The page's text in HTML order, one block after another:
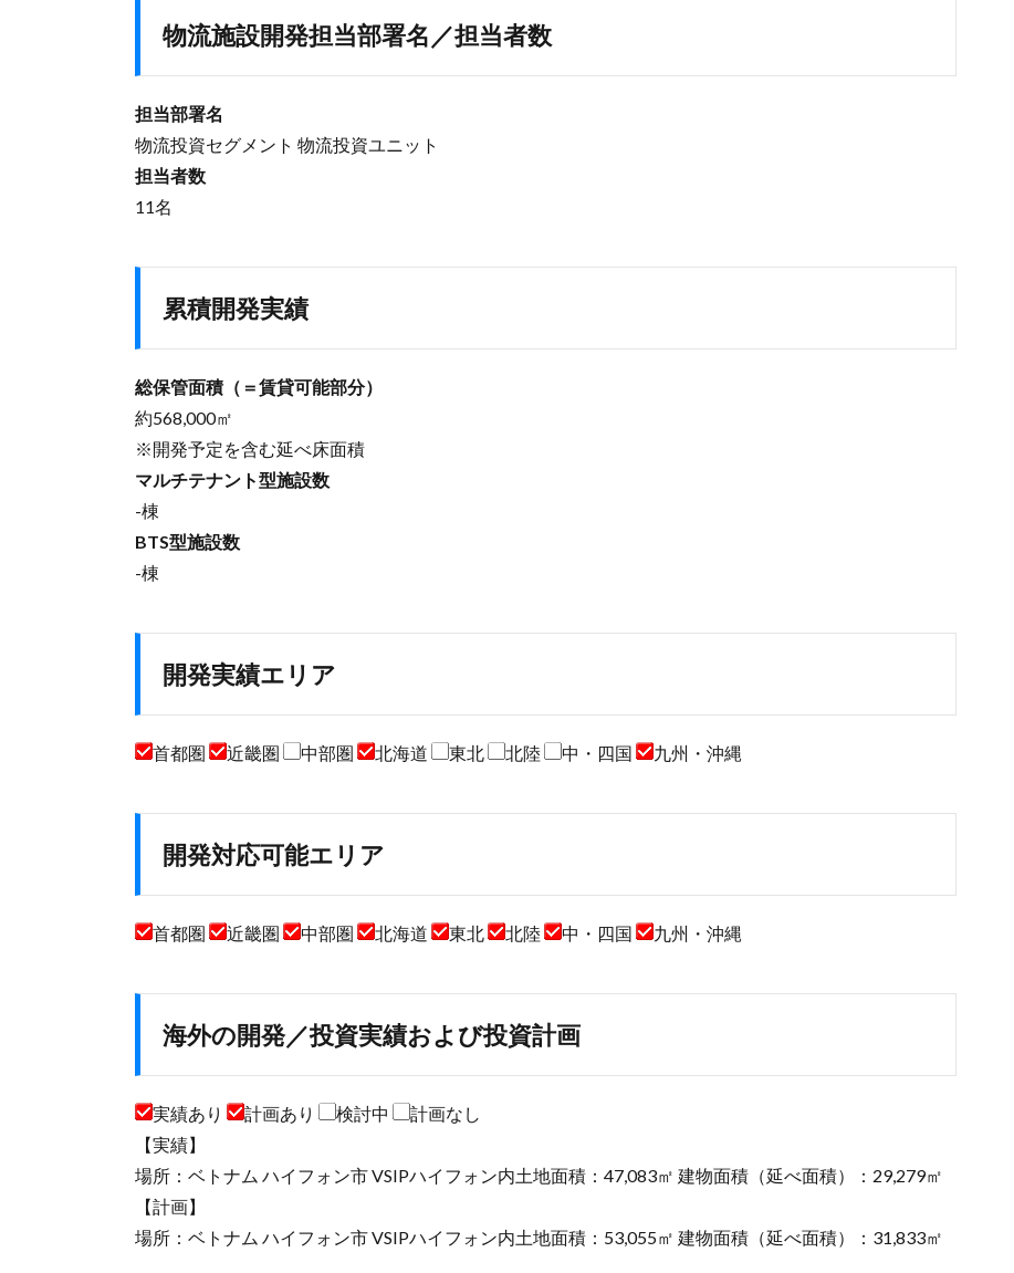
物流施設開発担当部署名／担当者数
担当部署名
物流投資セグメント 物流投資ユニット
担当者数
11名
累積開発実績
総保管面積（＝賃貸可能部分）
約568,000㎡
※開発予定を含む延べ床面積
マルチテナント型施設数
-棟
BTS型施設数
-棟
開発実績エリア
首都圏 近畿圏 中部圏 北海道 東北 北陸 中・四国 九州・沖縄
開発対応可能エリア
首都圏 近畿圏 中部圏 北海道 東北 北陸 中・四国 九州・沖縄
海外の開発／投資実績および投資計画
実績あり 計画あり 検討中
計画なし
【実績】
場所：ベトナム ハイフォン市 VSIPハイフォン内土地面積：47,083㎡ 建物面積（延べ面積）：29,279㎡
【計画】
場所：ベトナム ハイフォン市 VSIPハイフォン内土地面積：53,055㎡ 建物面積（延べ面積）：31,833㎡